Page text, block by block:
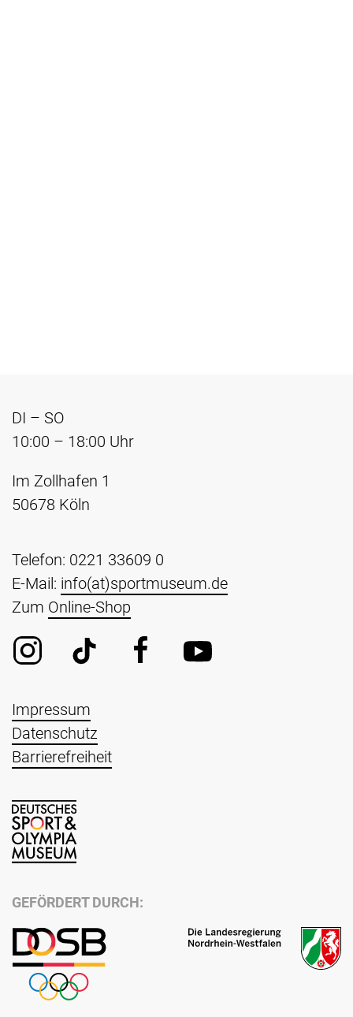
DI – SO
10:00 – 18:00 Uhr
Im Zollhafen 1
50678 Köln
Telefon: 0221 33609 0
E-Mail: info(at)sportmuseum.de
Zum Online-Shop
Impressum
Datenschutz
Barrierefreiheit
GEFÖRDERT DURCH: